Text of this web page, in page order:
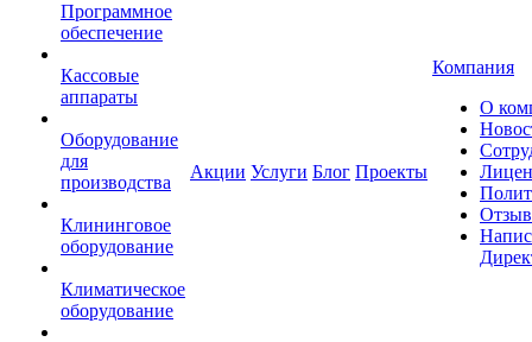
Программное
обеспечение
Кассовые
аппараты
Оборудование
для
производства
Клининговое
оборудование
Климатическое
оборудование
Акции Услуги Блог Проекты
Компания
О